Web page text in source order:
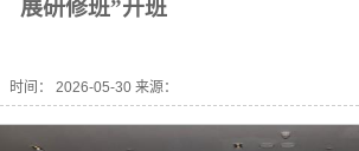
展研修班”开班
时间： 2026-05-30 来源：